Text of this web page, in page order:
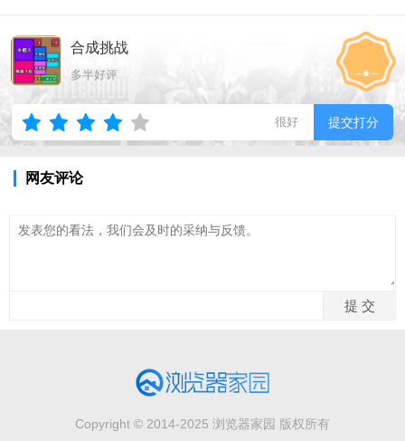
合成挑战
多半好评
很好 提交打分
网友评论
Copyright © 2014-2025 浏览器家园 版权所有